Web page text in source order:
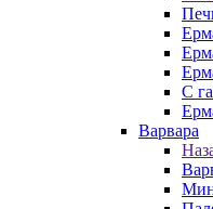
С
Варвара